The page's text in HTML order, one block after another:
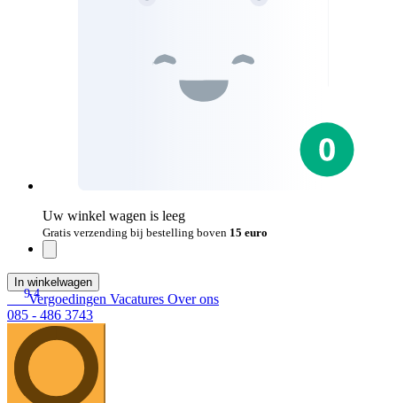
Uw winkel wagen is leeg
Gratis verzending bij bestelling boven 15 euro
In winkelwagen
9.4
Vergoedingen Vacatures Over ons
085 - 486 3743